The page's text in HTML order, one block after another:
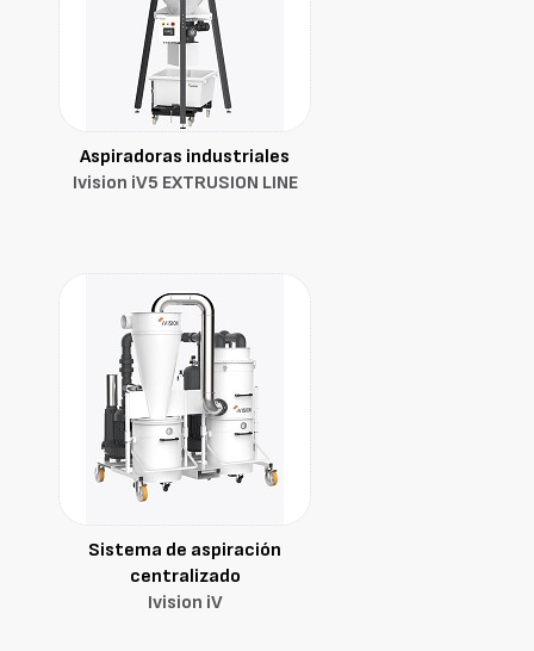
Aspiradoras industriales
Ivision iV5 EXTRUSION LINE
Sistema de aspiración
centralizado
Ivision iV